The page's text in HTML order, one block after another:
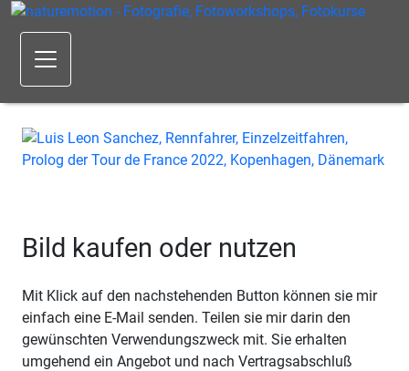
Bild kaufen oder nutzen
Mit Klick auf den nachstehenden Button können sie mir
einfach eine E-Mail senden. Teilen sie mir darin den
gewünschten Verwendungszweck mit. Sie erhalten
umgehend ein Angebot und nach Vertragsabschluß